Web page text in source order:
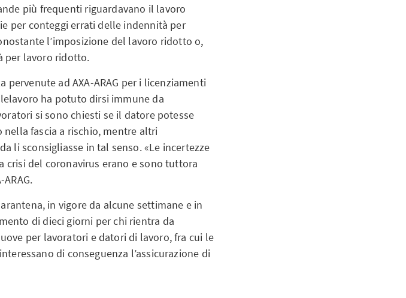
più frequenti riguardavano il lavoro
per conteggi errati delle indennità per
l’imposizione del lavoro ridotto o,
per lavoro ridotto.
ad AXA-ARAG per i licenziamenti
ha potuto dirsi immune da
si sono chiesti se il datore potesse
fascia a rischio, mentre altri
li sconsigliasse in tal senso. «Le incertezze
del coronavirus erano e sono tuttora
in vigore da alcune settimane e in
di dieci giorni per chi rientra da
per lavoratori e datori di lavoro, fra cui le
di conseguenza l’assicurazione di